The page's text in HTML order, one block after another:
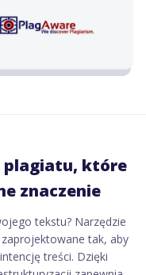
plagiatu, które
znaczenie
tekstu? Narzędzie
tak, aby
treści. Dzięki